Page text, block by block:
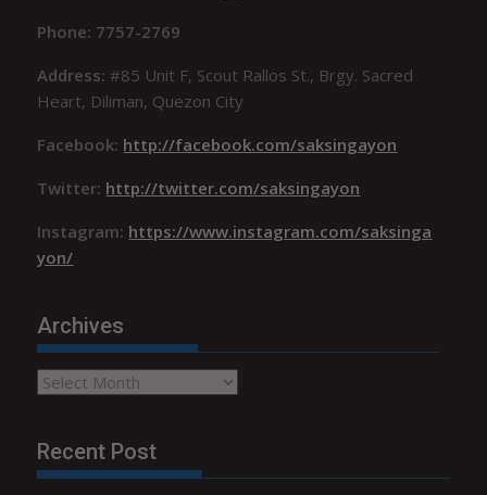
Phone: 7757-2769
Address:#85 Unit F, Scout Rallos St., Brgy. Sacred
Heart, Diliman, Quezon City
Facebook: http://facebook.com/saksingayon
Twitter: http://twitter.com/saksingayon
Instagram: https://www.instagram.com/saksinga
yon/
Archives
Archives
Recent Post